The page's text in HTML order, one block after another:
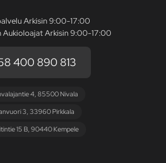
Arkisin 9:00-17:00
Aukioloajat Arkisin 9:00-17:00
400 890 813
4, 85500 Nivala
3, 33960 Pirkkala
15 B, 90440 Kempele